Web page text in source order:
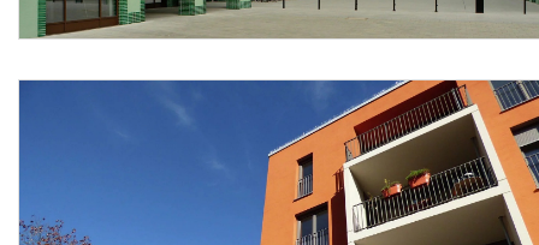
delle macerie al piano di carico con lo sgombero e
trasporto alle pubbliche discariche, i corrispettivi per diritti
occorrente per eseguire l'opera a regola d'arte.